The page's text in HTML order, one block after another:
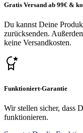
Gratis Versand ab 99€ &
Du kannst Deine
zurücksenden.
keine Versandkosten.
Funktioniert-Garantie
Wir stellen sicher, dass
funktionieren.